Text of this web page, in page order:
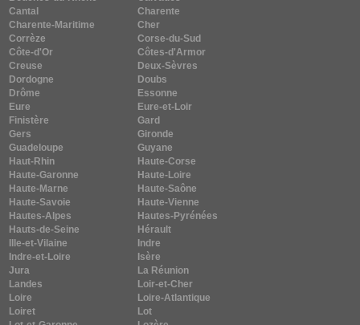
Cantal
Charente
Charente-Maritime
Cher
Corrèze
Corse-du-Sud
Côte-d'Or
Côtes-d'Armor
Creuse
Deux-Sèvres
Dordogne
Doubs
Drôme
Essonne
Eure
Eure-et-Loir
Finistère
Gard
Gers
Gironde
Guadeloupe
Guyane
Haut-Rhin
Haute-Corse
Haute-Garonne
Haute-Loire
Haute-Marne
Haute-Saône
Haute-Savoie
Haute-Vienne
Hautes-Alpes
Hautes-Pyrénées
Hauts-de-Seine
Hérault
Ille-et-Vilaine
Indre
Indre-et-Loire
Isère
Jura
La Réunion
Landes
Loir-et-Cher
Loire
Loire-Atlantique
Loiret
Lot